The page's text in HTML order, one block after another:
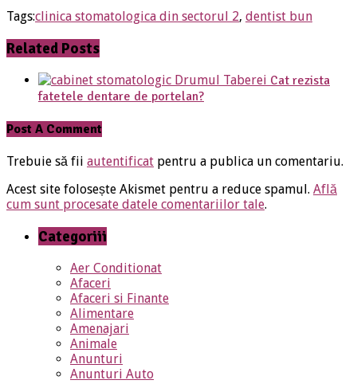
Tags:clinica stomatologica din sectorul 2, dentist bun
Related Posts
Cat rezista
fatetele dentare de portelan?
Post A Comment
Trebuie să fii autentificat pentru a publica un comentariu.
Acest site folosește Akismet pentru a reduce spamul. Află
cum sunt procesate datele comentariilor tale.
Categoriii
Aer Conditionat
Afaceri
Afaceri si Finante
Alimentare
Amenajari
Animale
Anunturi
Anunturi Auto